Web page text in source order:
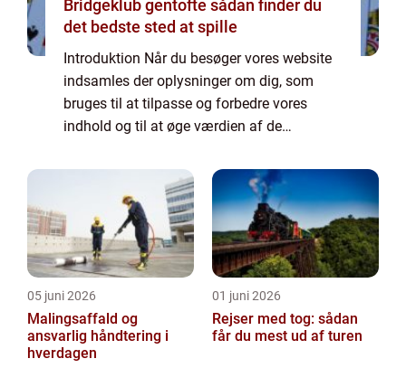
Bridgeklub gentofte sådan finder du
det bedste sted at spille
Introduktion Når du besøger vores website
indsamles der oplysninger om dig, som
bruges til at tilpasse og forbedre vores
indhold og til at øge værdien af de
ønsker, at der indsamles oplysninger, bør du
05 juni 2026
Malingsaffald og
ansvarlig håndtering i
hverdagen
01 juni 2026
Rejser med tog: sådan
får du mest ud af turen